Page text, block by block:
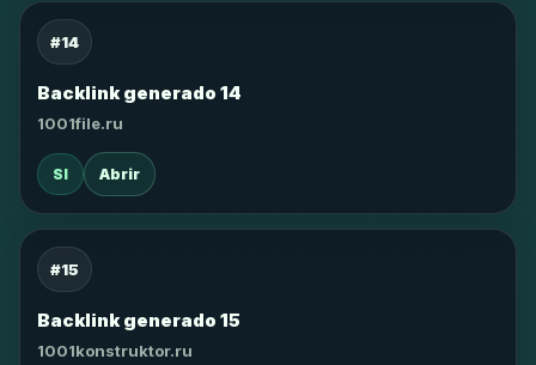
#14
Backlink generado 14
1001file.ru
SI Abrir
#15
Backlink generado 15
1001konstruktor.ru